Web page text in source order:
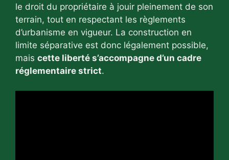
le droit du propriétaire à jouir pleinement de son
terrain, tout en respectant les règlements
d’urbanisme en vigueur. La construction en
limite séparative est donc légalement possible,
mais cette liberté s’accompagne d’un cadre
réglementaire strict.